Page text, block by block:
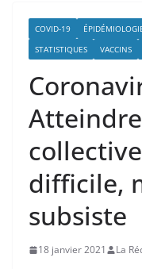
COVID-19
STATISTIQUES
VACCINS
difficile,
subsiste
18 janvier 2021 La